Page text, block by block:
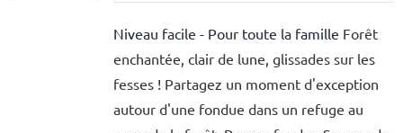
Niveau facile - Pour toute la famille Forêt
enchantée, clair de lune, glissades sur les
fesses ! Partagez un moment d'exception
autour d'une fondue dans un refuge au